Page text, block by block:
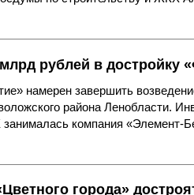
рублей в достройку
намерен завершить
района Ленобласти.
компания «Элемент-
города»